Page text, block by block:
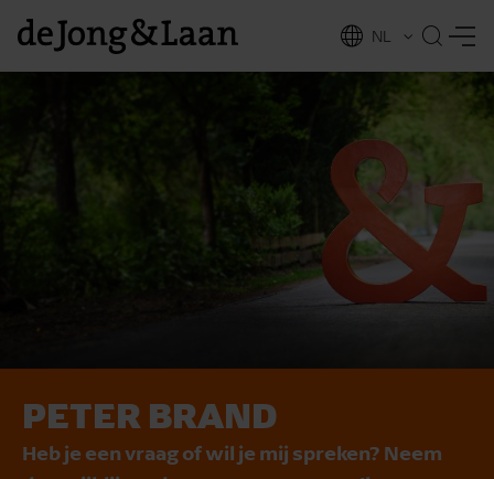
EN
NL
PETER BRAND
Heb je een vraag of wil je mij spreken? Neem